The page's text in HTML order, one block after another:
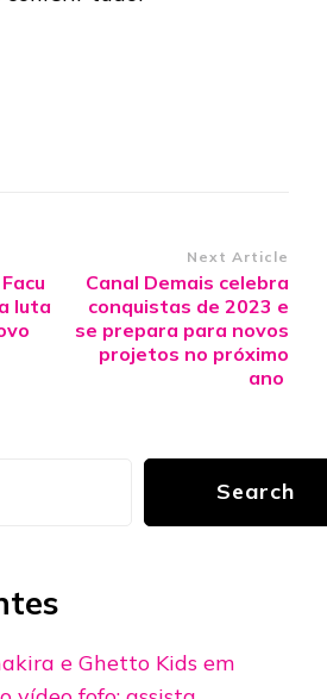
luta
Next Article
Canal Demais celebra
conquistas de 2023 e
se prepara para novos
projetos no próximo
ano
Search
e Ghetto Kids em